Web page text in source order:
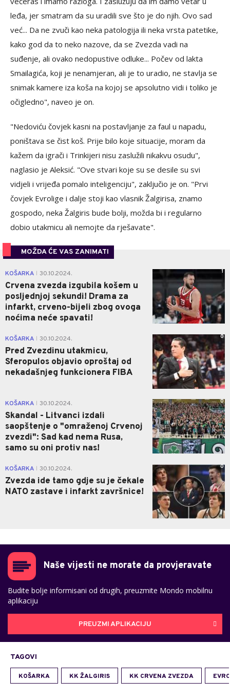
leđa, jer smatram da su uradili sve što je do njih. Ovo sad
već... Da ne zvuči kao neka patologija ili neka vrsta patetike,
kako god da to neko nazove, da se Zvezda vadi na
suđenje, ali ovako nedopustive odluke... Počev od lakta
Smailagića, koji je nenamjeran, ali je to uradio, ne stavlja se
snimak kamere iza koša na kojoj se apsolutno vidi i toliko je
očigledno", naveo je on.
"Nedoviću čovjek kasni na postavljanje za faul u napadu,
poništava se čist koš. Prije bilo koje situacije, moram da
kažem da igrači i Trinkijeri nisu zaslužili nikakvu osudu",
naglasio je Aleksić. "Ove stvari koje su se desile su svi
vidjeli i vrijeđa pomalo inteligenciju", zaključio je on. "Prvi
čovjek Evrolige i dalje stoji kao vlasnik Žalgirisa, znamo
gospodo, neka Žalgiris bude bolji, možda bi i regularno
dobio utakmicu ali nemojte da rješavate".
MOŽDA ĆE VAS ZANIMATI
KOŠARKA 30.10.2024.
Crvena zvezda izgubila košem u
posljednjoj sekundi! Drama za
infarkt, crveno-bijeli zbog ovoga
noćima neće spavati!
1
KOŠARKA 30.10.2024.
Pred Zvezdinu utakmicu,
Sferopulos objavio oproštaj od
nekadašnjeg funkcionera FIBA
0
KOŠARKA 30.10.2024.
Skandal - Litvanci izdali
saopštenje o "omraženoj Crvenoj
zvezdi": Sad kad nema Rusa,
samo su oni protiv nas!
0
KOŠARKA 30.10.2024.
Zvezda ide tamo gdje su je čekale
NATO zastave i infarkt završnice!
0
Naše vijesti ne morate da provjeravate
Budite bolje informisani od drugih, preuzmite Mondo mobilnu
aplikaciju
PREUZMI APLIKACIJU
TAGOVI
KOŠARKA KK ŽALGIRIS KK CRVENA ZVEZDA